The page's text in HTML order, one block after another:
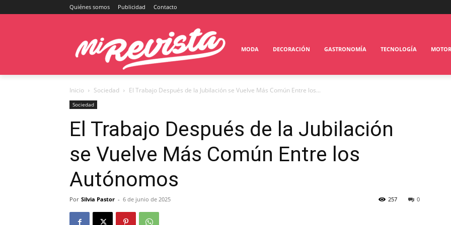
Quiénes somos Publicidad Contacto
MODA DECORACIÓN GASTRONOMÍA TECNOLOGÍA MOTOR
Inicio Sociedad El Trabajo Después de la Jubilación se Vuelve Más Común Entre los...
Sociedad
El Trabajo Después de la Jubilación
se Vuelve Más Común Entre los
Autónomos
Por Silvia Pastor - 6 de junio de 2025 0
257